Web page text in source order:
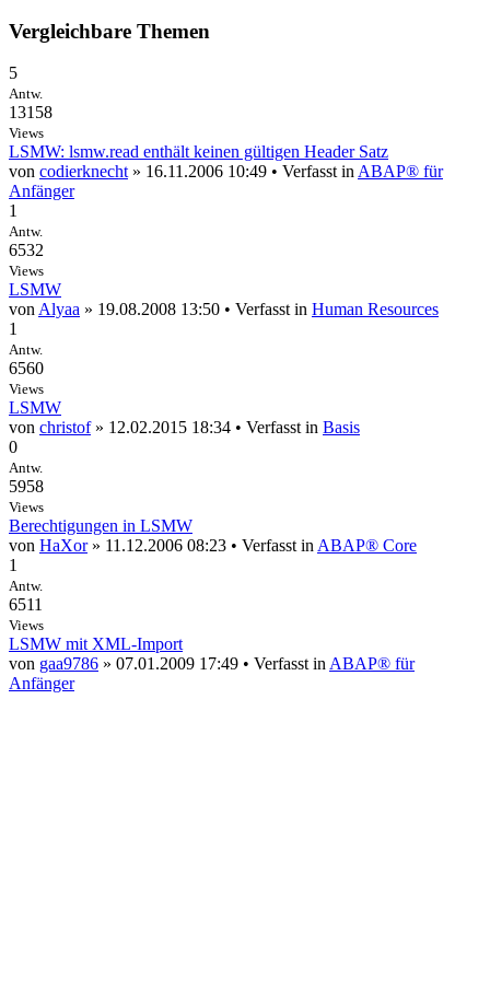
Vergleichbare Themen
5
Antw.
13158
Views
LSMW: lsmw.read enthält keinen gültigen Header Satz
von codierknecht» 16.11.2006 10:49 • Verfasst inABAP® für
Anfänger
1
Antw.
6532
Views
LSMW
vonAlyaa » 19.08.2008 13:50 • Verfasst in Human Resources
1
Antw.
6560
Views
LSMW
von christof» 12.02.2015 18:34 • Verfasst in Basis
0
Antw.
5958
Views
Berechtigungen in LSMW
von HaXor» 11.12.2006 08:23 • Verfasst inABAP® Core
1
Antw.
6511
Views
LSMW mit XML-Import
von gaa9786 » 07.01.2009 17:49 • Verfasst inABAP® für
Anfänger